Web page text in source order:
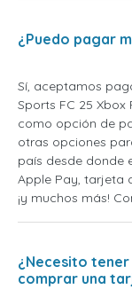
¿Puedo pagar
Sí, aceptamos
Sports FC 25
como opción de
otras opciones
país desde donde
Apple Pay, tarjeta
¡y muchos más!
¿Necesito
comprar una